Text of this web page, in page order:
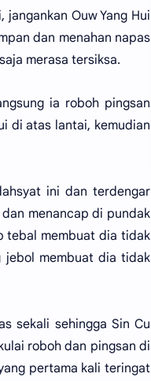
Ouw Yang Hui
dan menahan napas
merasa tersiksa.
ia roboh pingsan
di atas lantai, kemudian
ini dan terdengar
menancap di pundak
tebal membuat dia tidak
jebol membuat dia tidak
sekali sehingga Sin Cu
roboh dan pingsan di
pertama kali teringat